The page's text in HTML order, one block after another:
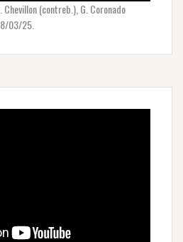
(contreb.), G. Coronado
03/25.